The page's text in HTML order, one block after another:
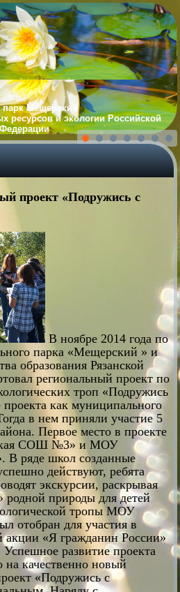
парк Мещерский
ресурсов и экологии Российской
Федерации
проект «Подружись с
В ноябре 2014 года по
парка «Мещерский » и
образования Рязанской
региональный проект по
троп «Подружись
как муниципального
в нем приняли участие 5
Первое место в проекте
СОШ №3» и МОУ
В ряде школ созданные
действуют, ребята
экскурсии, раскрывая
родной природы для детей
тропы МОУ
отобран для участия в
акции «Я гражданин России»
развитие проекта
на качественно новый
«Подружись с